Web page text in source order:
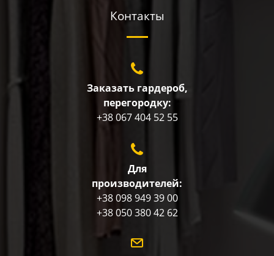
Контакты
Заказать гардероб,
перегородку:
+38 067 404 52 55
Для
производителей:
+38 098 949 39 00
+38 050 380 42 62